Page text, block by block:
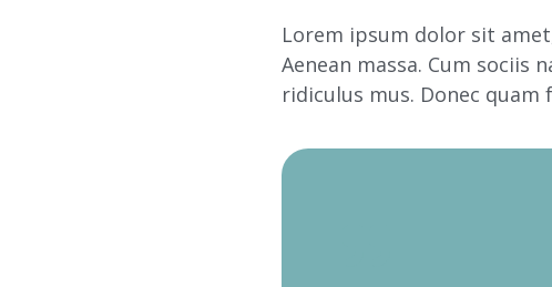
Lorem ipsum dolor sit
Aenean massa. Cum
ridiculus mus. Donec